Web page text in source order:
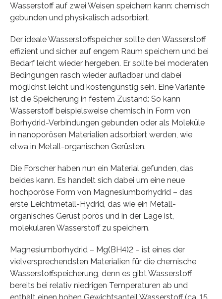
Wasserstoff auf zwei Weisen speichern kann: chemisch
gebunden und physikalisch adsorbiert.
Der ideale Wasserstoffspeicher sollte den Wasserstoff
effizient und sicher auf engem Raum speichern und bei
Bedarf leicht wieder hergeben. Er sollte bei moderaten
Bedingungen rasch wieder aufladbar und dabei
möglichst leicht und kostengünstig sein. Eine Variante
ist die Speicherung in festem Zustand: So kann
Wasserstoff beispielsweise chemisch in Form von
Borhydrid-Verbindungen gebunden oder als Moleküle
in nanoporösen Materialien adsorbiert werden, wie
etwa in Metall-organischen Gerüsten.
Die Forscher haben nun ein Material gefunden, das
beides kann. Es handelt sich dabei um eine neue
hochporöse Form von Magnesiumborhydrid – das
erste Leichtmetall-Hydrid, das wie ein Metall-
organisches Gerüst porös und in der Lage ist,
molekularen Wasserstoff zu speichern.
Magnesiumborhydrid – Mg(BH4)2 – ist eines der
vielversprechendsten Materialien für die chemische
Wasserstoffspeicherung, denn es gibt Wasserstoff
bereits bei relativ niedrigen Temperaturen ab und
enthält einen hohen Gewichtsanteil Wasserstoff (ca. 15